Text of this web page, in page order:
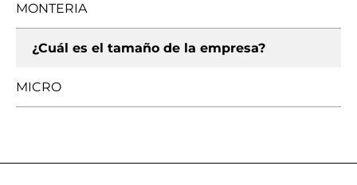
MONTERIA
¿Cuál es el tamaño de la empresa?
MICRO